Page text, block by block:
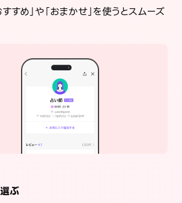
すめ」や「おまかせ」を使うとスムーズ
ぶ